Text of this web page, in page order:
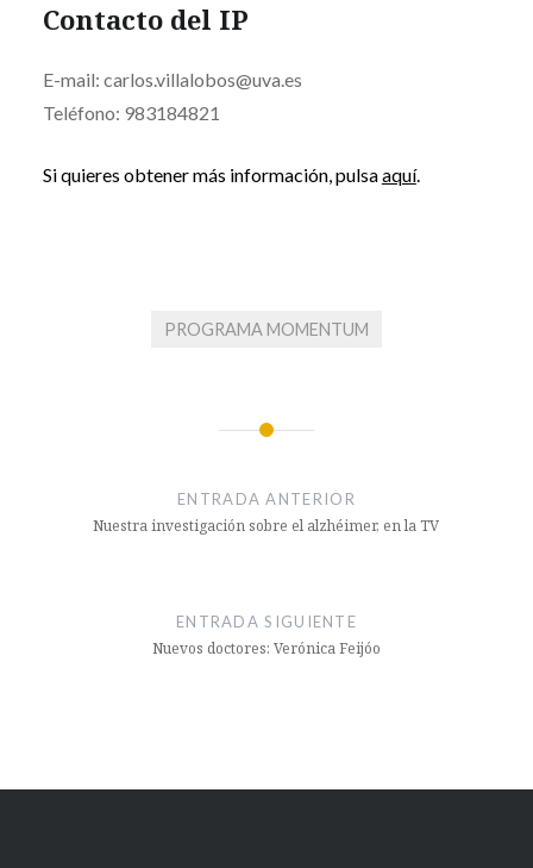
Contacto del IP
E-mail: carlos.villalobos@uva.es
Teléfono: 983184821
Si quieres obtener más información, pulsaaquí.
PROGRAMA MOMENTUM
entradas
ENTRADA ANTERIOR
Nuestra investigación sobre el alzhéimer, en la TV
ENTRADA SIGUIENTE
Nuevos doctores: Verónica Feijóo